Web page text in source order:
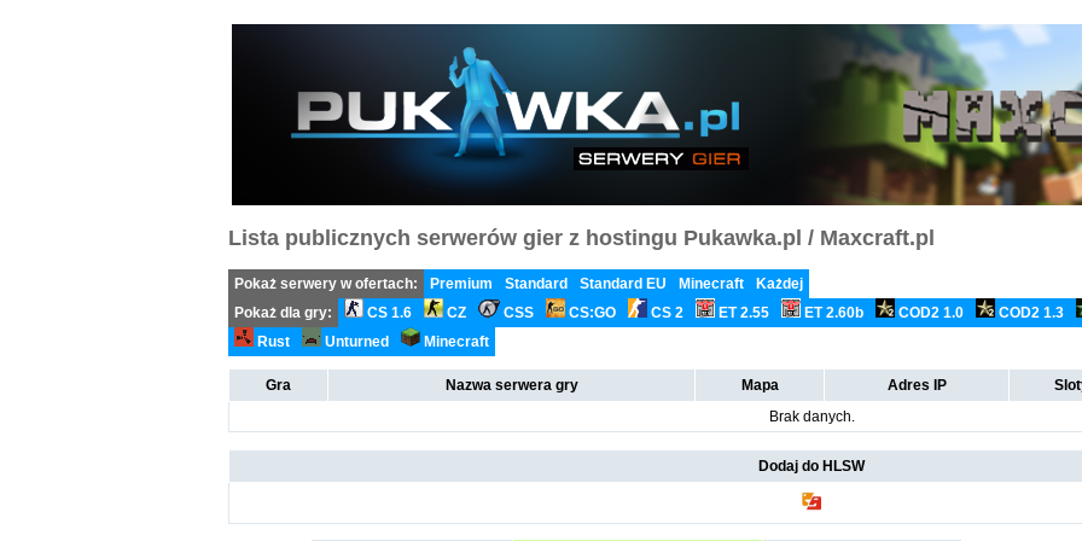
Lista publicznych serwerów gier z hostingu Pukawka.pl / Maxcraft.pl
Pokaż serwery w ofertach: Premium Standard Standard EU Minecraft
Każdej
Pokaż dla gry:
CS 1.6 CZ CSS CS:GO CS 2 ET 2.55 ET 2.60b COD2 1.0
COD2 1.3
Rust
Unturned Minecraft
Gra Nazwa serwera gry Mapa Adres IP
Brak danych.
Dodaj do HLSW